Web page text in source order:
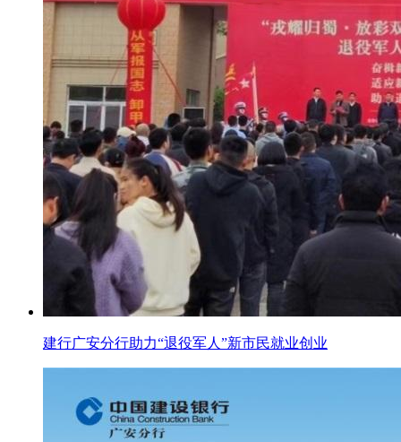
建行广安分行助力“退役军人”新市民就业创业